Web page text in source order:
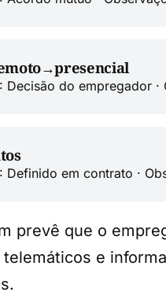
Decisão do empregador
Definido em contrato ·
prevê que o
e